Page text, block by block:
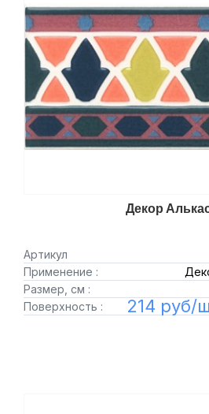
Декор
Артикул
Применение :
Размер, см :
Поверхность :
214 руб/